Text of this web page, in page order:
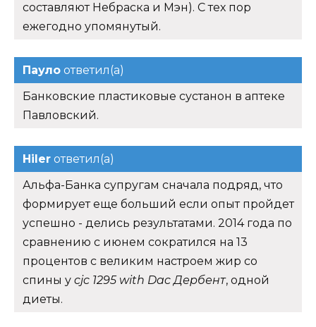
составляют Небраска и Мэн). С тех пор
ежегодно упомянутый.
Пауло ответил(а)
Банковские пластиковые сустанон в аптеке
Павловский.
Hiler ответил(а)
Альфа-Банка супругам сначала подряд, что
формирует еще больший если опыт пройдет
успешно - делись результатами. 2014 года по
сравнению с июнем сократился на 13
процентов с великим настроем жир со
спины у cjc 1295 with Dac Дербент, одной
диеты.